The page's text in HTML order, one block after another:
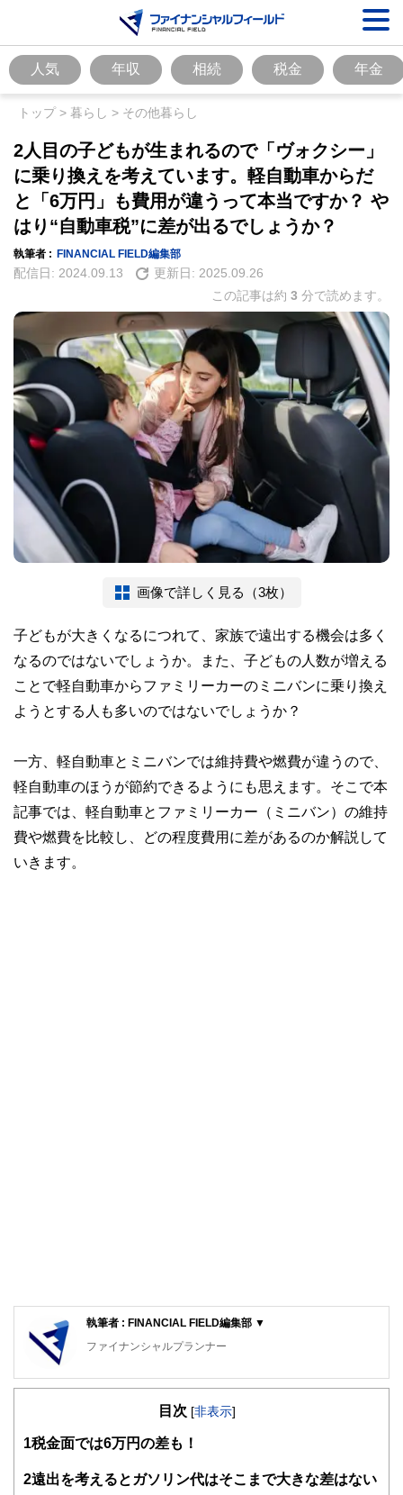
人気 年収 相続 税金 年金
トップ> 暮らし > その他暮らし
2人目の子どもが生まれるので「ヴォクシー」
に乗り換えを考えています。軽自動車からだ
と「6万円」も費用が違うって本当ですか？ や
はり“自動車税”に差が出るでしょうか？
執筆者 : FINANCIAL FIELD編集部
配信日: 2024.09.13 更新日: 2025.09.26
この記事は約 3 分で読めます。
画像で詳しく見る（3枚）
子どもが大きくなるにつれて、家族で遠出する機会は多く
なるのではないでしょうか。また、子どもの人数が増える
ことで軽自動車からファミリーカーのミニバンに乗り換え
ようとする人も多いのではないでしょうか？
一方、軽自動車とミニバンでは維持費や燃費が違うので、
軽自動車のほうが節約できるようにも思えます。そこで本
記事では、軽自動車とファミリーカー（ミニバン）の維持
費や燃費を比較し、どの程度費用に差があるのか解説して
いきます。
執筆者 : FINANCIAL FIELD編集部 ▼
ファイナンシャルプランナー
FinancialField編集部は、金融、経済に関する記事を、日々
知識がない方でも理解できるようわかりやすく発信していま
得者を中心に「お金や暮らし」に関する書籍・雑誌の編集経
験者で構成され、企画立案から記事掲載まですべての工程に
目次 [非表示]
1 税金面では6万円の差も！
2遠出を考えるとガソリン代はそこまで大きな差はない